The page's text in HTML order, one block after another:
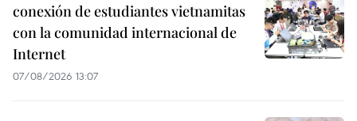
conexión de estudiantes vietnamitas
con la comunidad internacional de
Internet
07/08/2026 13:07